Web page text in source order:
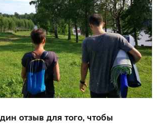
отзыв для того, чтобы